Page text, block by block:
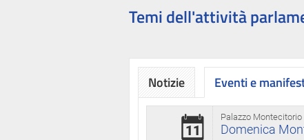
Temi dell'attività
Notizie Eventi e
Palazzo Montecitorio
11 Domenica